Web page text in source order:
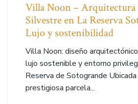
Villa Noon – Arquitectura
Silvestre en La Reserva
Lujo y sostenibilidad
Villa Noon: diseño
lujo sostenible y entorno
Reserva de Sotogrande
prestigiosa parcela...